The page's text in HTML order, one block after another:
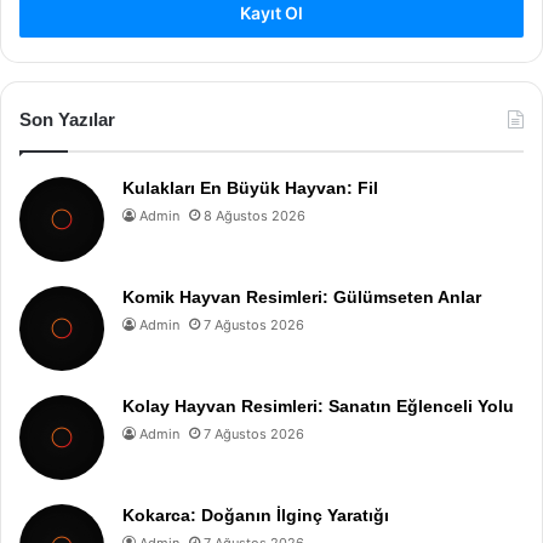
Kayıt Ol
Son Yazılar
Kulakları En Büyük Hayvan: Fil
Admin 8 Ağustos 2026
Komik Hayvan Resimleri: Gülümseten Anlar
Admin 7 Ağustos 2026
Kolay Hayvan Resimleri: Sanatın Eğlenceli Yolu
Admin 7 Ağustos 2026
Kokarca: Doğanın İlginç Yaratığı